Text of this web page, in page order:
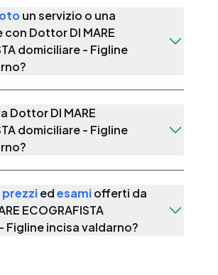
un servizio o una
con Dottor DI MARE
domiciliare - Figline
?
Dottor DI MARE
domiciliare - Figline
?
prezziedesamiofferti da
ECOGRAFISTA
Figline incisa valdarno?